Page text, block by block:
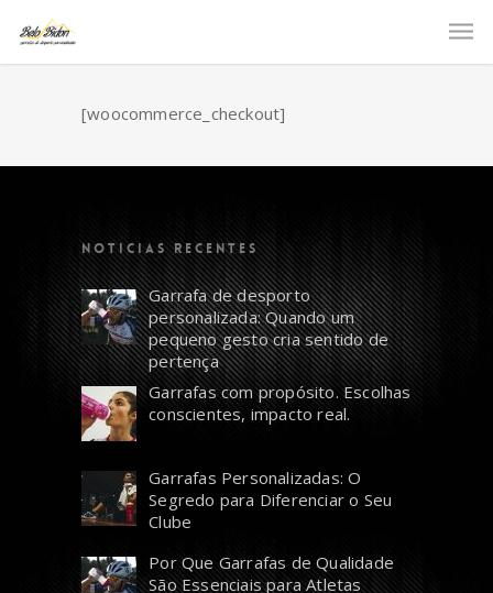
[woocommerce_checkout]
NOTICIAS RECENTES
Garrafa de desporto
personalizada: Quando um
pequeno gesto cria sentido de
pertença
Garrafas com propósito. Escolhas
conscientes, impacto real.
Garrafas Personalizadas: O
Segredo para Diferenciar o Seu
Clube
Por Que Garrafas de Qualidade
São Essenciais para Atletas